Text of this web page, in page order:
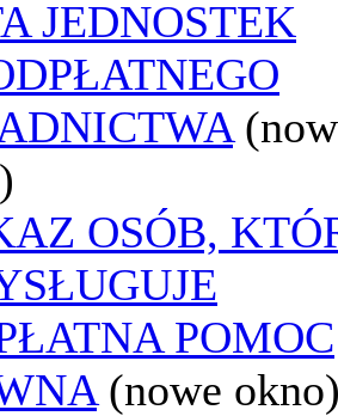
JEDNOSTEK
OSÓB,
POMOC
(nowe